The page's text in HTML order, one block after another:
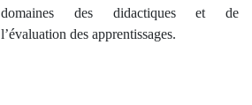
domaines des didactiques et de
l’évaluation des apprentissages.